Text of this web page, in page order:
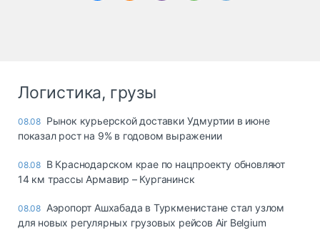
Логистика, грузы
08.08 Рынок курьерской доставки Удмуртии в июне
показал рост на 9% в годовом выражении
08.08 В Краснодарском крае по нацпроекту обновляют
14 км трассы Армавир – Курганинск
08.08 Аэропорт Ашхабада в Туркменистане стал узлом
для новых регулярных грузовых рейсов Air Belgium